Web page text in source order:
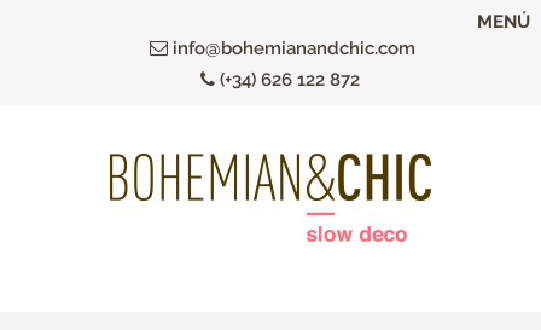
info@bohemianandchic.com
(+34) 626 122 872
MENÚ